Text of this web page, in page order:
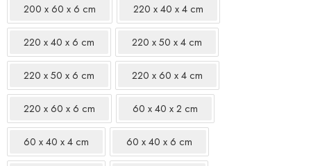
200 x 60 x 6 cm 220 x 40 x 4 cm
220 x 40 x 6 cm 220 x 50 x 4 cm
220 x 50 x 6 cm 220 x 60 x 4 cm
220 x 60 x 6 cm 60 x 40 x 2 cm
60 x 40 x 4 cm 60 x 40 x 6 cm